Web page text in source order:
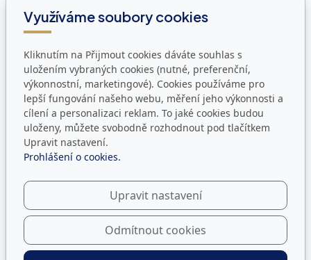
326 00 Plzeň
Kontakty
Telefon:+420377 248 816
E-mail:info@cg-plzen.cz
Datová schránka:i38mcgd
Úřední hodiny
8:00 - 12:00, 12:30 - 14:30
Jsme i na sítích
Využíváme soubory cookies
Kliknutím na Přijmout cookies dáváte souhlas s
uložením vybraných cookies (nutné, preferenční,
výkonnostní, marketingové). Cookies používáme pro
lepší fungování našeho webu, měření jeho výkonnosti a
cílení a personalizaci reklam. To jaké cookies budou
uloženy, můžete svobodně rozhodnout pod tlačítkem
Upravit nastavení.
Prohlášení o cookies.
Upravit nastavení
Odmítnout cookies